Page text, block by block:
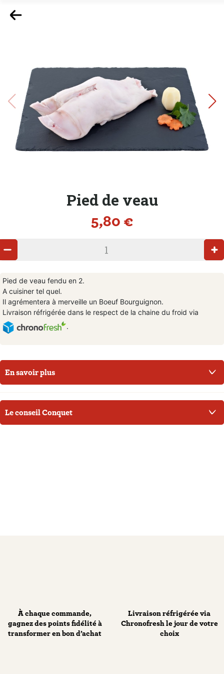
Pied de veau
5,80 €
Pied de veau fendu en 2.
A cuisiner tel quel.
Il agrémentera à merveille un Boeuf Bourguignon.
Livraison réfrigérée dans le respect de la chaine du froid via
.
En savoir plus
Le conseil Conquet
À chaque commande,
gagnez des points fidélité à
transformer en bon d’achat
Livraison réfrigérée via
Chronofresh le jour de votre
choix